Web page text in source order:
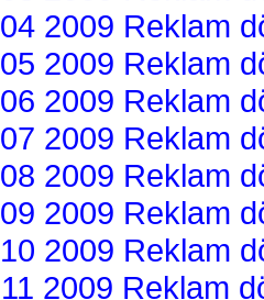
04 2009 Reklam
05 2009 Reklam
06 2009 Reklam
07 2009 Reklam
08 2009 Reklam
09 2009 Reklam
10 2009 Reklam
11 2009 Reklam